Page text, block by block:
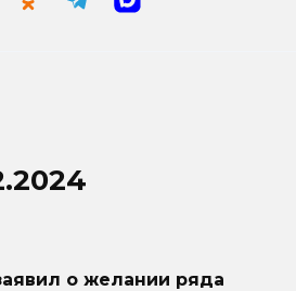
о желании ряда